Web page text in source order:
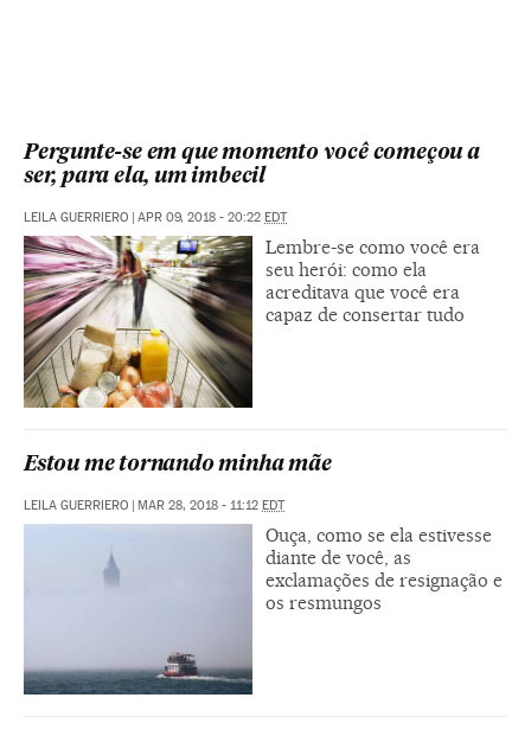
Pergunte-se em que momento você começou a
ser, para ela, um imbecil
LEILA GUERRIERO | APR 09, 2018 - 20:22 EDT
Lembre-se como você era
seu herói: como ela
acreditava que você era
capaz de consertar tudo
Estou me tornando minha mãe
LEILA GUERRIERO | MAR 28, 2018 - 11:12 EDT
Ouça, como se ela estivesse
diante de você, as
exclamações de resignação e
os resmungos